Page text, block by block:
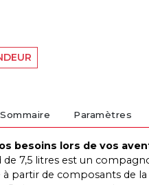
Sommaire Paramètres
besoins lors de vos
de 7,5 litres est un
à partir de composants de